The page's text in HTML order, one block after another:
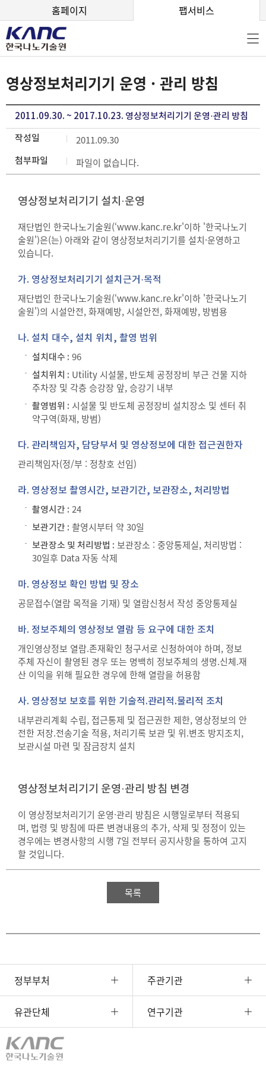
홈페이지 팹서비스
영상정보처리기기 운영 · 관리 방침
2011.09.30. ~ 2017.10.23. 영상정보처리기기 운영·관리 방침
작성일 2011.09.30
첨부파일 파일이 없습니다.
영상정보처리기기 설치·운영
재단법인 한국나노기술원(‘www.kanc.re.kr'이하 '한국나노기
술원')은(는) 아래와 같이 영상정보처리기기를 설치·운영하고
있습니다.
가. 영상정보처리기기 설치근거·목적
재단법인 한국나노기술원(‘www.kanc.re.kr'이하 '한국나노기
술원')의 시설안전, 화재예방, 시설안전, 화재예방, 방범용
나. 설치 대수, 설치 위치, 촬영 범위
설치대수 : 96
설치위치 : Utility 시설물, 반도체 공정장비 부근 건물 지하
주차장 및 각층 승강장 앞, 승강기 내부
촬영범위 : 시설물 및 반도체 공정장비 설치장소 및 센터 취
약구역(화재, 방범)
다. 관리책임자, 담당부서 및 영상정보에 대한 접근권한자
관리책임자(정/부 : 정창호 선임)
라. 영상정보 촬영시간, 보관기간, 보관장소, 처리방법
촬영시간 : 24
보관기간 : 촬영시부터 약 30일
보관장소 및 처리방법 : 보관장소 : 중앙통제실, 처리방법 :
30일후 Data 자동 삭제
마. 영상정보 확인 방법 및 장소
공문접수(열람 목적을 기재) 및 열람신청서 작성 중앙통제실
바. 정보주체의 영상정보 열람 등 요구에 대한 조치
개인영상정보 열람.존재확인 청구서로 신청하여야 하며, 정보
주체 자신이 촬영된 경우 또는 명백히 정보주체의 생명.신체.재
산 이익을 위해 필요한 경우에 한해 열람을 허용함
사. 영상정보 보호를 위한 기술적.관리적.물리적 조치
내부관리계획 수립, 접근통제 및 접근권한 제한, 영상정보의 안
전한 저장.전송기술 적용, 처리기록 보관 및 위.변조 방지조치,
보관시설 마련 및 잠금장치 설치
영상정보처리기기 운영·관리 방침 변경
이 영상정보처리기기 운영·관리 방침은 시행일로부터 적용되
며, 법령 및 방침에 따른 변경내용의 추가, 삭제 및 정정이 있는
경우에는 변경사항의 시행 7일 전부터 공지사항을 통하여 고지
할 것입니다.
목록
정부부처 주관기관
유관단체 연구기관